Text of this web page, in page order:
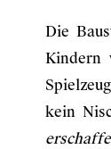
Die
Kindern
kein